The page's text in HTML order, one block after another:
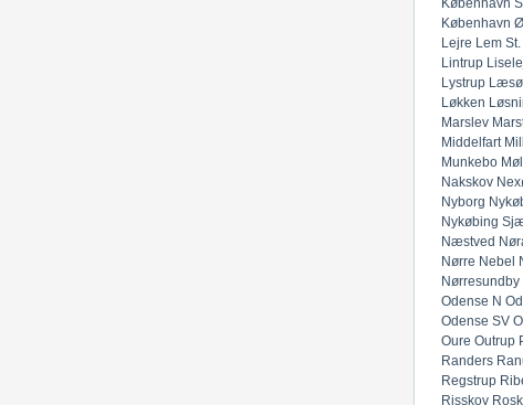
København S
København Ø
Lejre Lem St.
Lintrup
Lystrup Læsø
Løkken
Marslev
Middelfart
Munkebo
Nakskov
Nyborg
Nykøbing
Næstved
Nørre Nebel
Nørresundby
Odense N
Odense SV
Oure Outrup
Randers
Regstrup
Risskov